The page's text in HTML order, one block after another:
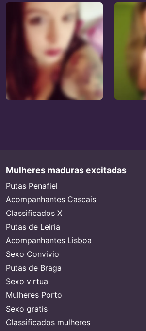
Mulheres maduras excitadas
Putas Penafiel
Acompanhantes Cascais
Classificados X
Putas de Leiria
Acompanhantes Lisboa
Sexo Convivio
Putas de Braga
Sexo virtual
Mulheres Porto
Sexo gratis
Classificados mulheres